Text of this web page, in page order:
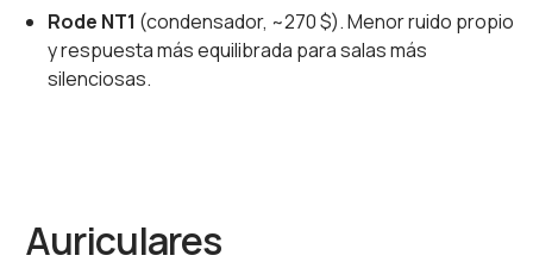
Rode NT1 (condensador, ~270 $). Menor ruido propio
y respuesta más equilibrada para salas más
silenciosas.
Auriculares